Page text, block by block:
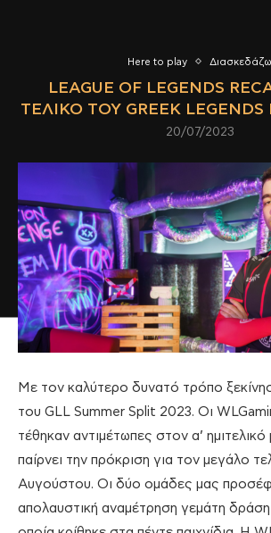
Here to play Διασκεδάζω
LEAGUE OF LEGENDS
ΤΕΛΙΚΌ ΤΟΥ GREEK LEGENDS
20/07/2023
Με τον καλύτερο δυνατό τρόπο
του GLL Summer Split 2023. Οι
τέθηκαν αντιμέτωπες στον α’
παίρνει την πρόκριση για τον μεγάλο
Αυγούστου. Οι δύο ομάδες μας
απολαυστική αναμέτρηση γεμάτη